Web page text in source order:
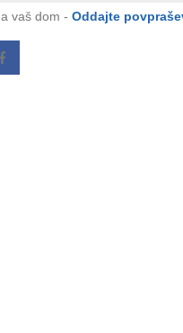
vaš dom - Oddajte